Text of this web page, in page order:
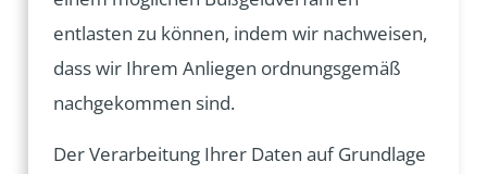
entlasten zu können, indem wir nachweisen,
dass wir Ihrem Anliegen ordnungsgemäß
nachgekommen sind.
Der Verarbeitung Ihrer Daten auf Grundlage